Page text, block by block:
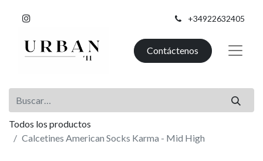
+34922632405
Contáctenos
Todos los productos
Calcetines American Socks Karma - Mid High